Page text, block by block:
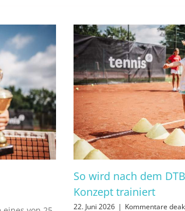
So wird nach dem
Konzept trainiert
22. Juni 2026 | Kommentare